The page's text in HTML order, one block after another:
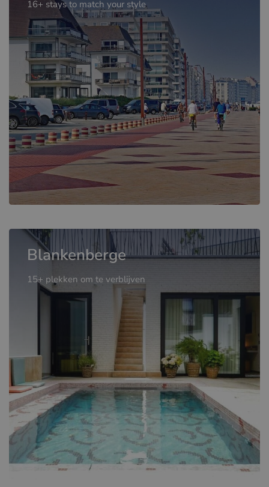
16+ stays to match your style
Blankenberge
15+ plekken om te verblijven